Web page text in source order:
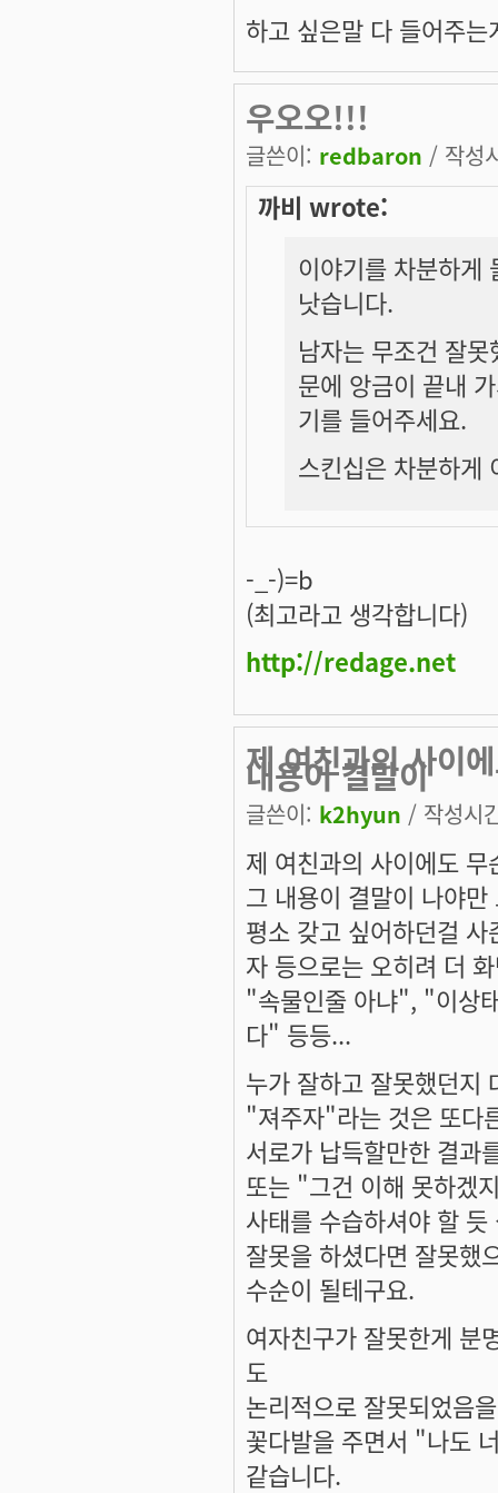
하고 싶은말 다 들어주
우오오!!!
글쓴이: redbaron / 작성
까비 wrote:
이야기를 차분하게
낫습니다.
남자는 무조건 잘
문에 앙금이 끝내
기를 들어주세요.
스킨십은 차분하게
-_-)=b
(최고라고 생각합니다)
http://redage.net
제 여친과의 사이
내용이 결말이
글쓴이: k2hyun / 작성시
제 여친과의 사이에도
그 내용이 결말이 나야
평소 갖고 싶어하던걸
자 등으로는 오히려 더
"속물인줄 아냐", "이상
다" 등등...
누가 잘하고 잘못했던지
"져주자"라는 것은 또다
서로가 납득할만한 결
또는 "그건 이해 못하겠
사태를 수습하셔야 할 듯
잘못을 하셨다면 잘못했
수순이 될테구요.
여자친구가 잘못한게 분
도
논리적으로 잘못되었음
꽃다발을 주면서 "나도
같습니다.